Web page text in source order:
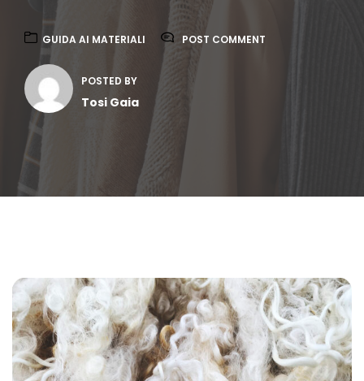
GUIDA AI MATERIALI POST COMMENT
POSTED BY
Tosi Gaia